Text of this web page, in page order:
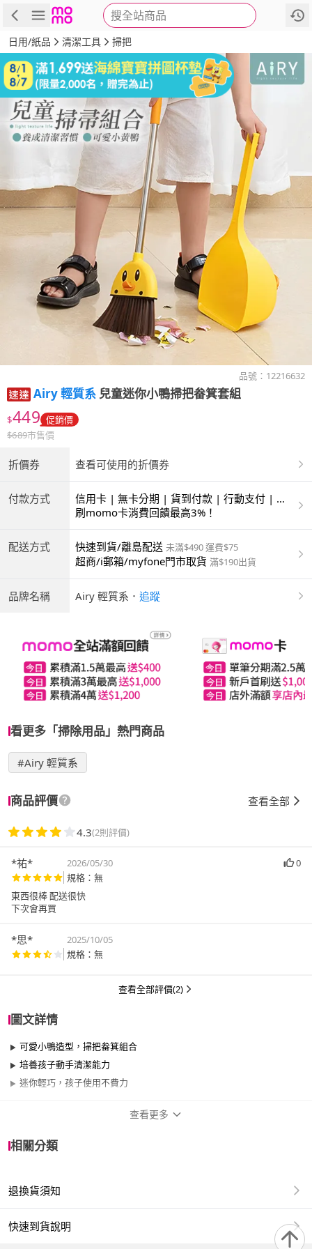
搜全站商品
商品 評價 詳情
日用/紙品 清潔工具 掃把
品號： 12216632
Airy 輕質系兒童迷你小鴨掃把畚箕套組
$449 促銷價
$689市售價
折價券 查看可使用的折價券
付款方式
信用卡 | 無卡分期 | 貨到付款 | 行動支付 | 超
商付款 | ATM | 銀聯卡
刷momo卡消費回饋最高3%！
配送方式 快速到貨/離島配送 未滿$490 運費$75
超商/i郵箱/myfone門市取貨 滿$190出貨
品牌名稱 Airy 輕質系 ． 追蹤
看更多「掃除用品」熱門商品
#Airy 輕質系
商品評價 查看全部
4.3(2則評價)
*祐* 2026/05/30
0
規格：無
東西很棒 配送很快
下次會再買
*思*
2025/10/05
規格：無
查看全部評價(2)
圖文詳情
可愛小鴨造型，掃把畚箕組合
培養孩子動手清潔能力
迷你輕巧，孩子使用不費力
適用於
查看更多
相關分類
退換貨須知
快速到貨說明